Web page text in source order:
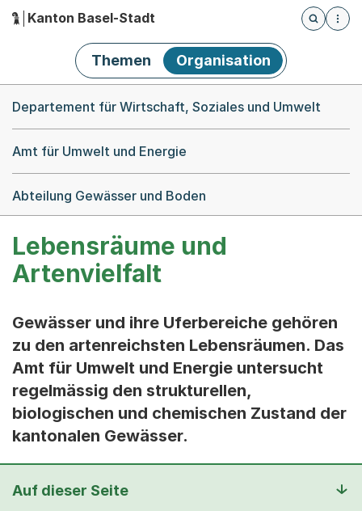
Hauptnavigation
Kanton Basel-Stadt
Öffnet
Themen Organisation
Departement für Wirtschaft, Soziales und Umwelt
Amt für Umwelt und Energie
Abteilung Gewässer und Boden
Lebensräume und
Artenvielfalt
Gewässer und ihre Uferbereiche gehören
zu den artenreichsten Lebensräumen. Das
Amt für Umwelt und Energie untersucht
regelmässig den strukturellen,
biologischen und chemischen Zustand der
kantonalen Gewässer.
Auf dieser Seite